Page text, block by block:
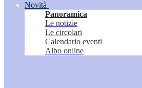
Novità
Panoramica
Le notizie
Le circolari
Calendario eventi
Albo online